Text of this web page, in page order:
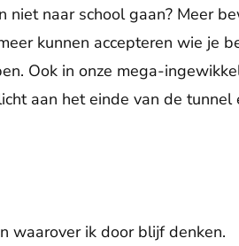
naar school gaan? Meer
kunnen accepteren wie je
Ook in onze mega-
aan het einde van de
waarover ik door blijf denken.